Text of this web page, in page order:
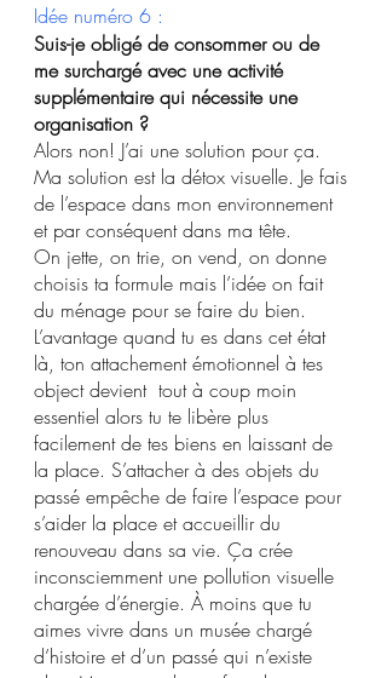
Idée numéro 6 :
Suis-je obligé de consommer ou de
me surchargé avec une activité
supplémentaire qui nécessite une
organisation ?
Alors non! J’ai une solution pour ça.
Ma solution est la détox visuelle. Je fais
de l’espace dans mon environnement
et par conséquent dans ma tête.
On jette, on trie, on vend, on donne
choisis ta formule mais l’idée on fait
du ménage pour se faire du bien.
L’avantage quand tu es dans cet état
là, ton attachement émotionnel à tes
object devient  tout à coup moin
essentiel alors tu te libère plus
facilement de tes biens en laissant de
la place. S’attacher à des objets du
passé empêche de faire l’espace pour
s’aider la place et accueillir du
renouveau dans sa vie. Ça crée
inconsciemment une pollution visuelle
chargée d’énergie. À moins que tu
aimes vivre dans un musée chargé
d’histoire et d’un passé qui n’existe